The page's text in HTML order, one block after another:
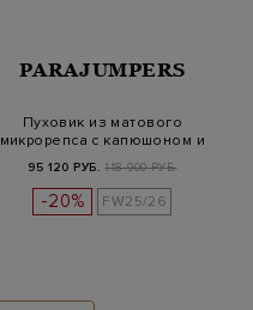
PARAJUMPERS
Пуховик из матового
микрорепса с капюшоном и
95 120 РУБ. 118 900 РУБ.
-20% FW25/26